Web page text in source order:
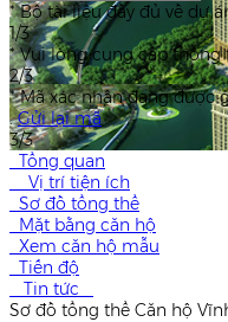
*Bộ tài liệu đầy đủ về dự
1/3
*Vui lòng cung cấp thông
2/3
*Mã xác nhận đang được
.Gửi lại mã
3/3
Tổng quan
Vị trí tiện ích
Sơ đồ tổng thể
Mặt bằng căn hộ
Xem căn hộ mẫu
Tiến độ
Tin tức
Sơ đồ tổng thể Căn hộ